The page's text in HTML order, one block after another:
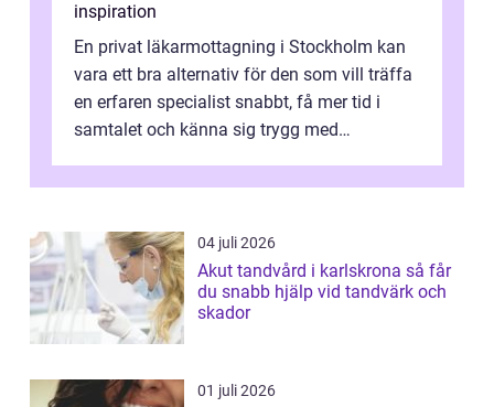
inspiration
En privat läkarmottagning i Stockholm kan
vara ett bra alternativ för den som vill träffa
en erfaren specialist snabbt, få mer tid i
samtalet och känna sig trygg med
04 juli 2026
Akut tandvård i karlskrona så får
du snabb hjälp vid tandvärk och
skador
01 juli 2026